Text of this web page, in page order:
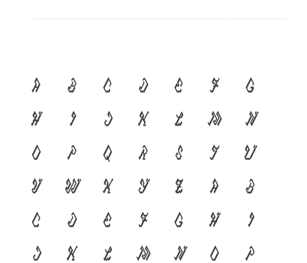
A B C D E F
G
H
I J K L M N
O
P Q R S T
U
V W X Y Z a
b
c
d e f g h
i
j
k l m n o
p